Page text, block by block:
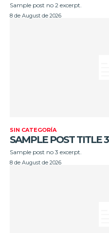
Sample post no 2 excerpt.
8 de August de 2026
SIN CATEGORÍA
SAMPLE POST TITLE 3
Sample post no 3 excerpt.
8 de August de 2026